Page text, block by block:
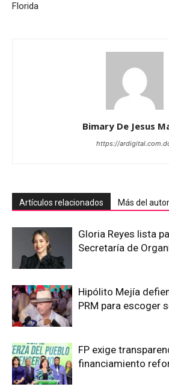
Florida
Bimary De Jesus
https://
Artículos relacionados Más del autor
Gloria Reyes lista
Secretaría de
Hipólito Mejía
PRM para escoger
FP exige
financiamiento